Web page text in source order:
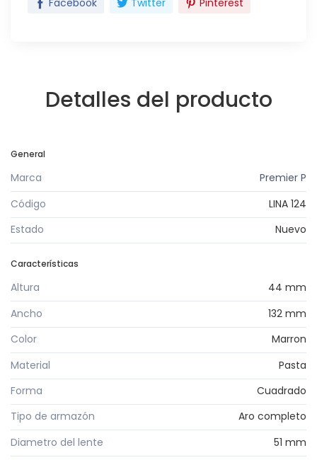
Facebook Twitter Pinterest
Detalles del producto
General
Marca
Premier P
Código
LINA 124
Estado
Nuevo
Características
Altura
44 mm
Ancho
132 mm
Color
Marron
Material
Pasta
Forma
Cuadrado
Tipo de armazón
Aro completo
Diametro del lente
51 mm